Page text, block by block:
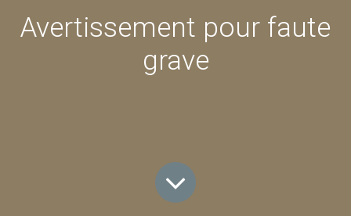
Avertissement pour faute
grave